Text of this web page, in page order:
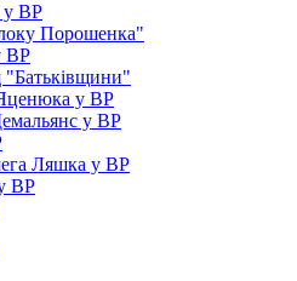
у ВР
Порошенка"
ВР
"Батьківщини"
у ВР
у ВР
Ляшка у ВР
ВР